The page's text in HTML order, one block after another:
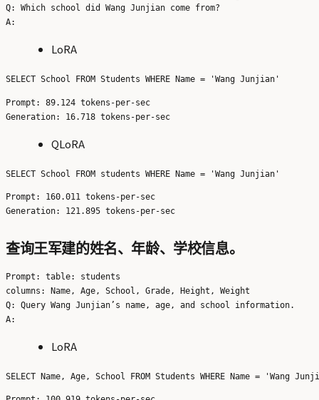
Q: Which school did Wang Junjian come from?
LoRA
Prompt: 89.124 tokens-per-sec
QLoRA
Prompt: 160.011 tokens-per-sec
查询王军建的姓名、年龄、学校信息。
Prompt: table: students
columns: Name, Age, School, Grade, Height, Weight
Q: Query Wang Junjian’s name, age, and school information.
LoRA